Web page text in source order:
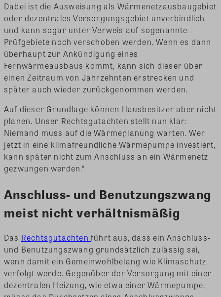
Dabei ist die Ausweisung als Wärmenetzausbaugebiet
oder dezentrales Versorgungsgebiet unverbindlich
und kann sogar unter Verweis auf sogenannte
Prüfgebiete noch verschoben werden. Wenn es dann
überhaupt zur Ankündigung eines
Fernwärmeausbaus kommt, kann sich dieser über
einen Zeitraum von Jahrzehnten erstrecken und
später auch wieder zurückgenommen werden.
Auf dieser Grundlage können Hausbesitzer aber nicht
planen. Unser Rechtsgutachten stellt nun klar:
Niemand muss auf die Wärmeplanung warten. Wer
jetzt in eine klimafreundliche Wärmepumpe investiert,
kann später nicht zum Anschluss an ein Wärmenetz
gezwungen werden.“
Anschluss- und Benutzungszwang
meist nicht verhältnismäßig
Das Rechtsgutachtenführt aus, dass ein Anschluss-
und Benutzungszwang grundsätzlich zulässig sei,
wenn damit ein Gemeinwohlbelang wie Klimaschutz
verfolgt werde. Gegenüber der Versorgung mit einer
dezentralen Heizung, wie etwa einer Wärmepumpe,